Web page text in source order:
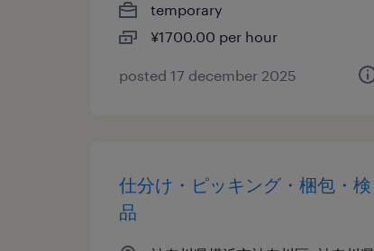
temporary
¥1700.00 per hour
posted 17 december 2025
仕分け・ピッキング・梱包・検
品